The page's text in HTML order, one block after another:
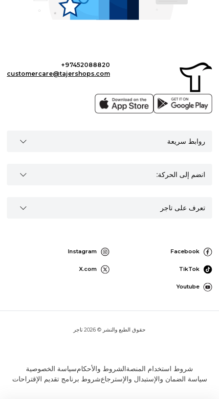
+97452088820
customercare@tajershops.com
روابط سريعة
انضم إلى الحركة:
تعرف على تاجر
Facebook
Instagram
TikTok
X.com
Youtube
حقوق الطبع والنشر © 2026 تاجر
شروط استخدام المنصةالشروط والأحكامسياسة الخصوصية
سياسة الضمان والإستبدال والإسترجاعشروط برنامج تقديم الإقتراحات